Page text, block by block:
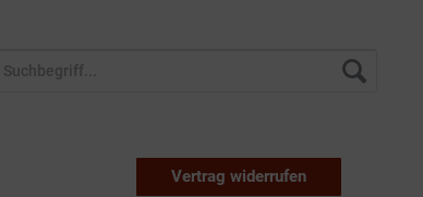
Vertrag widerrufen